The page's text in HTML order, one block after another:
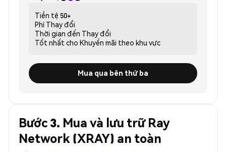
Tiền tệ 50+
Phí Thay đổi
Thời gian đến Thay đổi
Tốt nhất cho Khuyến mãi theo khu vực
Mua qua bên thứ ba
Bước 3. Mua và lưu trữ Ray
Network (XRAY) an toàn